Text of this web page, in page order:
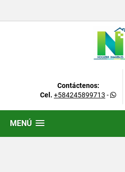
Contáctenos:
Cel. +584245899713 -
MENÚ